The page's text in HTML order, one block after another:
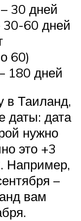
30 дней
30-60 дней
60)
180 дней
в Таиланд,
даты: дата
нужно
это +3
Например,
–
вам